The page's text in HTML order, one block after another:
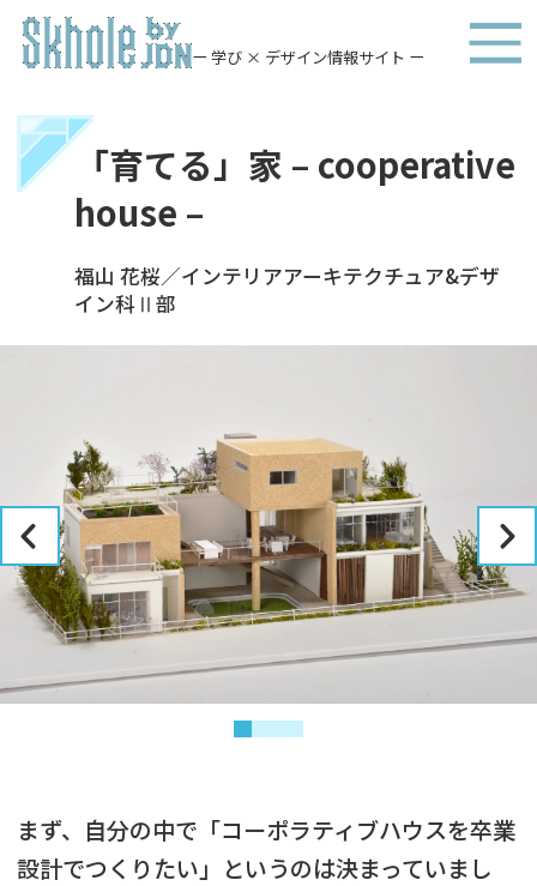
ー 学び × デザイン情報サイト ー
「育てる」家 – cooperative
house –
福山 花桜／インテリアアーキテクチュア&デザ
イン科Ⅱ部
まず、自分の中で「コーポラティブハウスを卒業
設計でつくりたい」というのは決まっていまし